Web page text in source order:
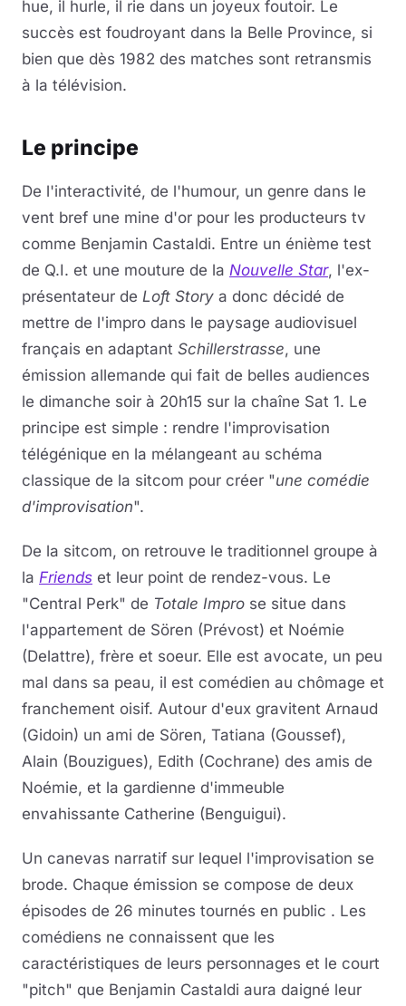
hue, il hurle, il rie dans un joyeux foutoir. Le
succès est foudroyant dans la Belle Province, si
bien que dès 1982 des matches sont retransmis
à la télévision.
Le principe
De l'interactivité, de l'humour, un genre dans le
vent bref une mine d'or pour les producteurs tv
comme Benjamin Castaldi. Entre un énième test
de Q.I. et une mouture de la Nouvelle Star, l'ex-
présentateur de Loft Story a donc décidé de
mettre de l'impro dans le paysage audiovisuel
français en adaptant Schillerstrasse, une
émission allemande qui fait de belles audiences
le dimanche soir à 20h15 sur la chaîne Sat 1. Le
principe est simple : rendre l'improvisation
télégénique en la mélangeant au schéma
classique de la sitcom pour créer "une comédie
d'improvisation".
De la sitcom, on retrouve le traditionnel groupe à
la Friends et leur point de rendez-vous. Le
"Central Perk" de Totale Impro se situe dans
l'appartement de Sören (Prévost) et Noémie
(Delattre), frère et soeur. Elle est avocate, un peu
mal dans sa peau, il est comédien au chômage et
franchement oisif. Autour d'eux gravitent Arnaud
(Gidoin) un ami de Sören, Tatiana (Goussef),
Alain (Bouzigues), Edith (Cochrane) des amis de
Noémie, et la gardienne d'immeuble
envahissante Catherine (Benguigui).
Un canevas narratif sur lequel l'improvisation se
brode. Chaque émission se compose de deux
épisodes de 26 minutes tournés en public . Les
comédiens ne connaissent que les
caractéristiques de leurs personnages et le court
"pitch" que Benjamin Castaldi aura daigné leur